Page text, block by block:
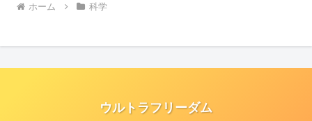
ホーム 科学
ウルトラフリーダム